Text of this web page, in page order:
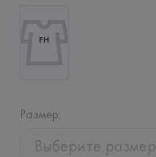
Размер:
Выберите размер